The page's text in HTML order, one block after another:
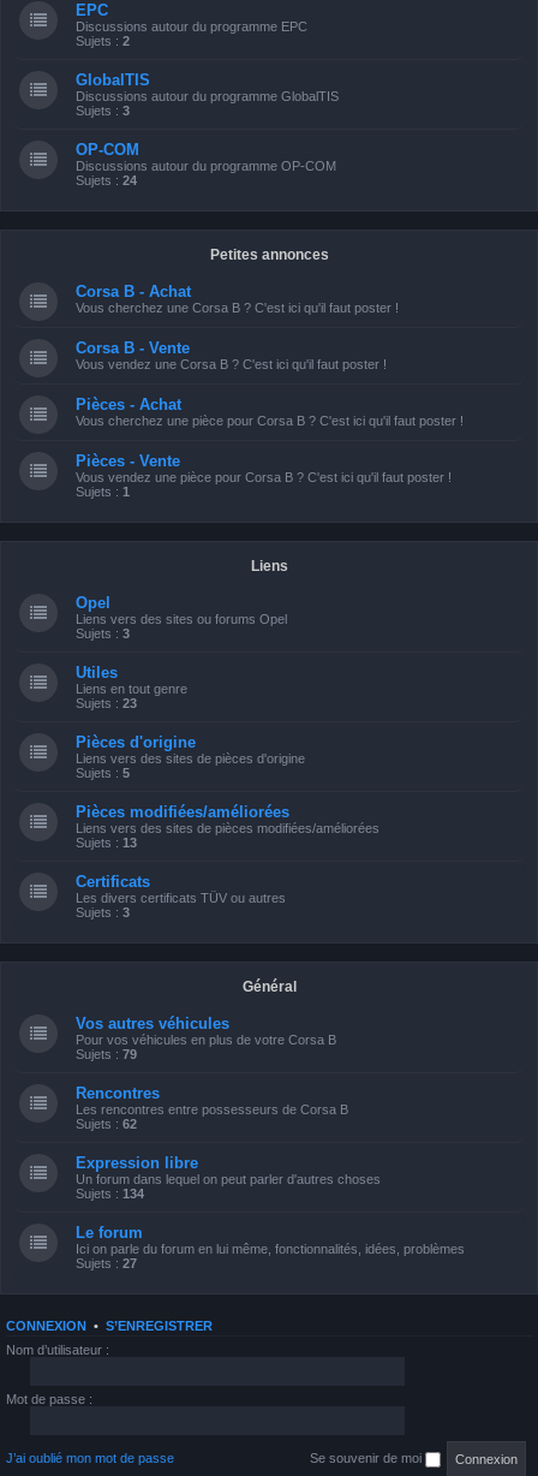
EPC
Discussions autour du programme EPC
Sujets : 2
GlobalTIS
Discussions autour du programme GlobalTIS
Sujets : 3
OP-COM
Discussions autour du programme OP-COM
Sujets : 24
Petites annonces
Corsa B - Achat
Vous cherchez une Corsa B ? C'est ici qu'il faut poster !
Corsa B - Vente
Vous vendez une Corsa B ? C'est ici qu'il faut poster !
Pièces - Achat
Vous cherchez une pièce pour Corsa B ? C'est ici qu'il faut poster !
Pièces - Vente
Vous vendez une pièce pour Corsa B ? C'est ici qu'il faut poster !
Sujets : 1
Liens
Opel
Liens vers des sites ou forums Opel
Sujets : 3
Utiles
Liens en tout genre
Sujets : 23
Pièces d'origine
Liens vers des sites de pièces d'origine
Sujets : 5
Pièces modifiées/améliorées
Liens vers des sites de pièces modifiées/améliorées
Sujets : 13
Certificats
Les divers certificats TÜV ou autres
Sujets : 3
Général
Vos autres véhicules
Pour vos véhicules en plus de votre Corsa B
Sujets : 79
Rencontres
Les rencontres entre possesseurs de Corsa B
Sujets : 62
Expression libre
Un forum dans lequel on peut parler d'autres choses
Sujets : 134
Le forum
Ici on parle du forum en lui même, fonctionnalités, idées, problèmes
Sujets : 27
CONNEXION • S’ENREGISTRER
Nom d’utilisateur :
Mot de passe :
J’ai oublié mon mot de passe Se souvenir de moi